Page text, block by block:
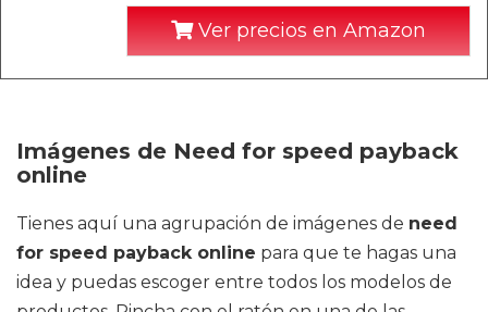
Ver precios en Amazon
Imágenes de Need for speed payback
online
Tienes aquí una agrupación de imágenes de need
for speed payback online para que te hagas una
idea y puedas escoger entre todos los modelos de